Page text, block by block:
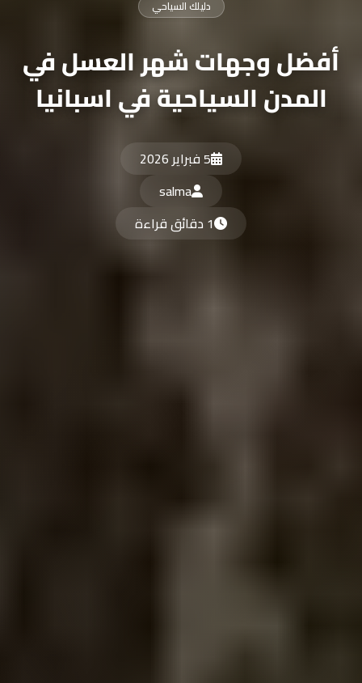
دليلك السياحي
أفضل وجهات شهر العسل في
المدن السياحية في اسبانيا
5 فبراير 2026
salma
1 دقائق قراءة